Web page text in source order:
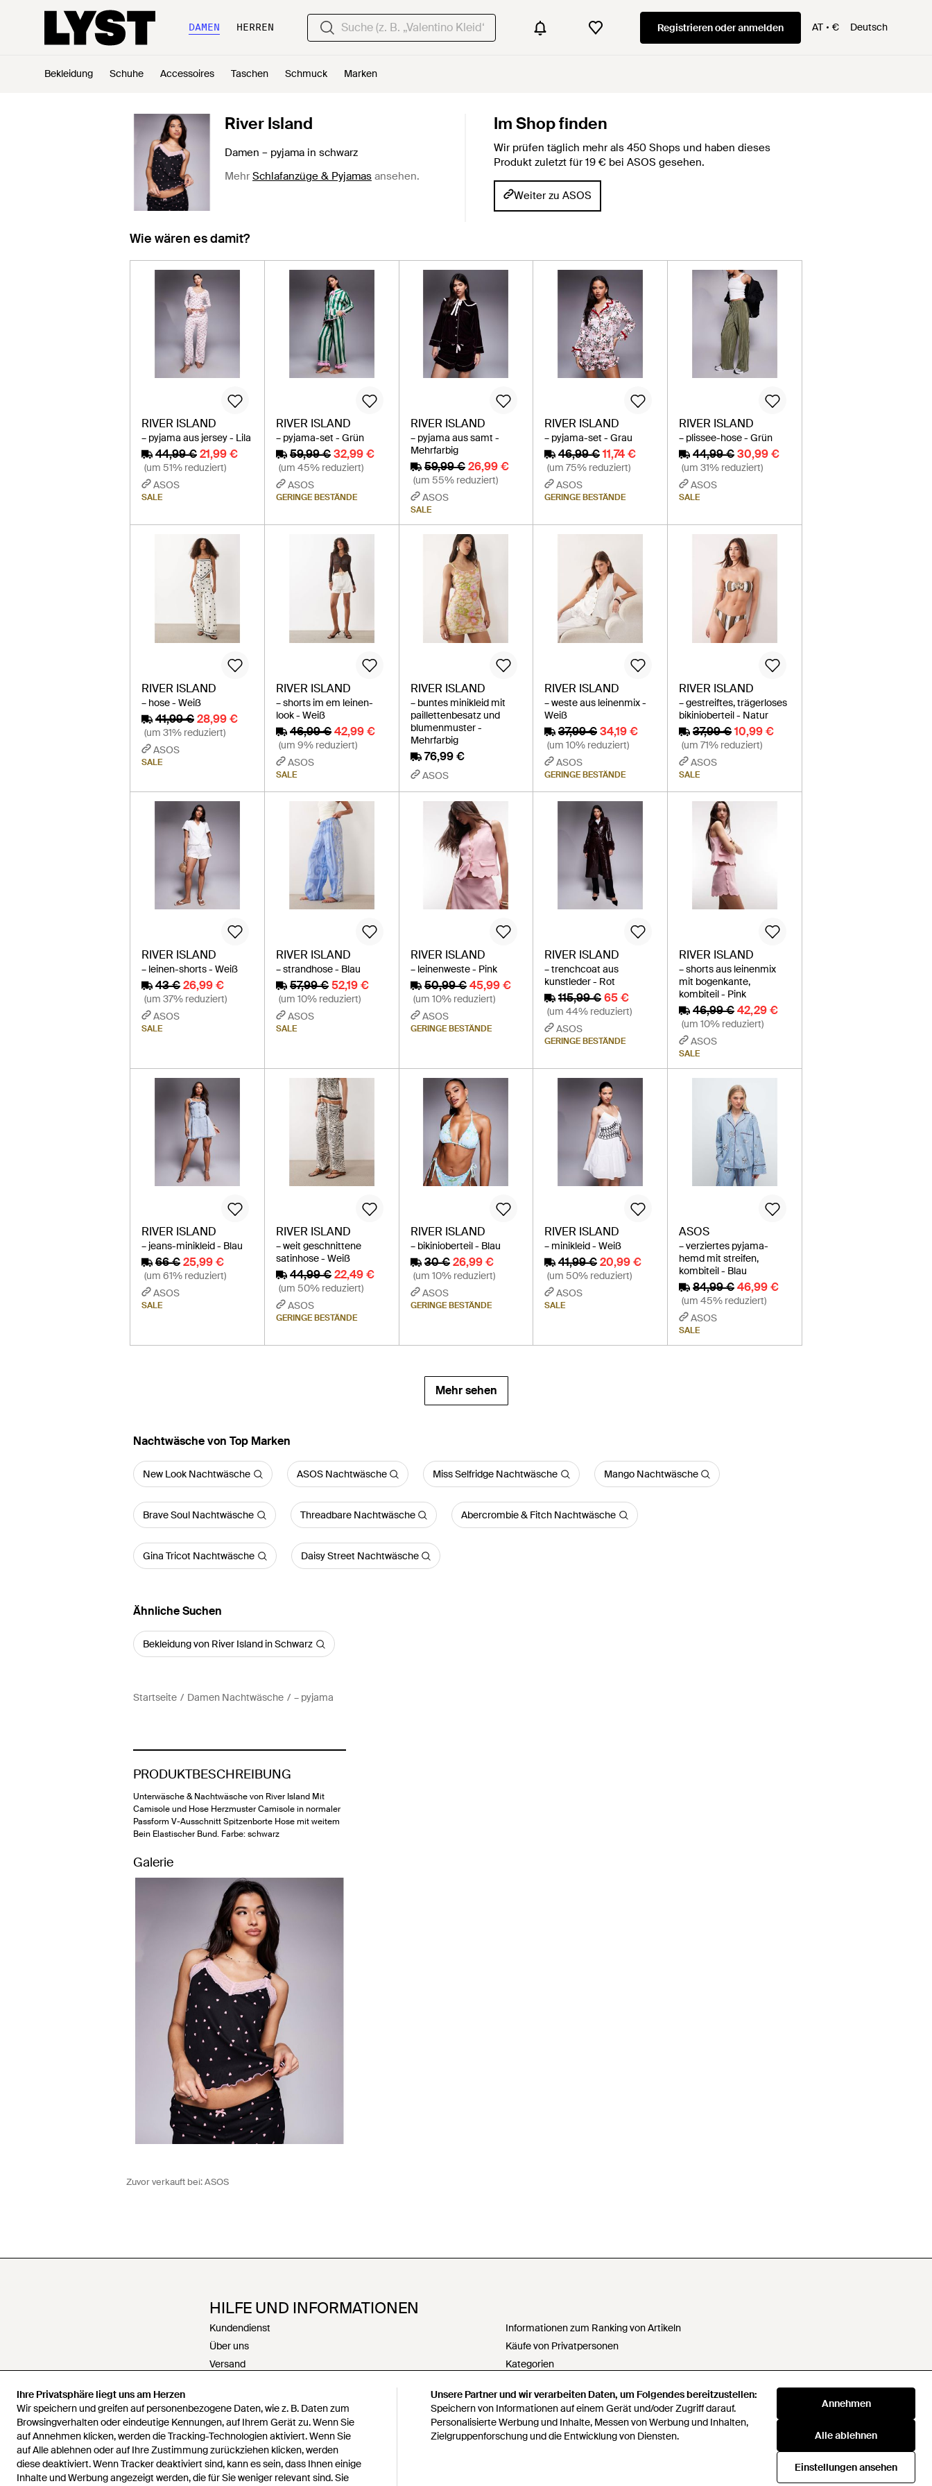
Ihre Privatsphäre liegt uns am Herzen
Wir speichern und greifen auf personenbezogene Daten, wie z. B. Daten zum
Browsingverhalten oder eindeutige Kennungen, auf Ihrem Gerät zu. Wenn Sie
auf Annehmen klicken, werden die Tracking-Technologien aktiviert. Wenn Sie
auf Alle ablehnen oder auf Ihre Zustimmung zurückziehen klicken, werden
diese deaktiviert. Wenn Tracker deaktiviert sind, kann es sein, dass Ihnen einige
Inhalte und Werbung angezeigt werden, die für Sie weniger relevant sind. Sie
Unsere Partner und wir verarbeiten Daten, um Folgendes bereitzustellen:
Speichern von Informationen auf einem Gerät und/oder Zugriff darauf.
Personalisierte Werbung und Inhalte, Messen von Werbung und Inhalten,
Zielgruppenforschung und die Entwicklung von Diensten.
Annehmen
Alle ablehnen
Einstellungen ansehen
DAMEN HERREN Registrieren oder anmelden AT € Deutsch
Bekleidung Schuhe Accessoires Taschen Schmuck Marken
River Island
Damen – pyjama in schwarz
Mehr Schlafanzüge & Pyjamas ansehen.
Im Shop finden
Wir prüfen täglich mehr als 450 Shops und haben dieses
Produkt zuletzt für 19 € bei ASOS gesehen.
Weiter zu ASOS
Wie wären es damit?
RIVER ISLAND
– pyjama aus jersey - Lila
44,99 €21,99 €
(um 51% reduziert)
ASOS
SALE
RIVER ISLAND
– pyjama-set - Grün
59,99 € 32,99 €
(um 45% reduziert)
ASOS
GERINGE BESTÄNDE
RIVER ISLAND
– pyjama aus samt -
Mehrfarbig
59,99 € 26,99 €
(um 55% reduziert)
ASOS
SALE
RIVER ISLAND
– pyjama-set - Grau
46,99 € 11,74 €
(um 75% reduziert)
ASOS
GERINGE BESTÄNDE
RIVER ISLAND
– plissee-hose - Grün
44,99 €30,99 €
(um 31% reduziert)
ASOS
SALE
RIVER ISLAND
– hose - Weiß
41,99 €28,99 €
(um 31% reduziert)
ASOS
SALE
RIVER ISLAND
– shorts im em leinen-
look - Weiß
46,99 € 42,99 €
(um 9% reduziert)
ASOS
SALE
RIVER ISLAND
– buntes minikleid mit
paillettenbesatz und
blumenmuster -
Mehrfarbig
76,99 €
ASOS
RIVER ISLAND
– weste aus leinenmix -
Weiß
37,99 € 34,19 €
(um 10% reduziert)
ASOS
GERINGE BESTÄNDE
RIVER ISLAND
– gestreiftes, trägerloses
bikinioberteil - Natur
37,99 €10,99 €
(um 71% reduziert)
ASOS
SALE
RIVER ISLAND
– leinen-shorts - Weiß
43 €26,99 €
(um 37% reduziert)
ASOS
SALE
RIVER ISLAND
– strandhose - Blau
57,99 € 52,19 €
(um 10% reduziert)
ASOS
SALE
RIVER ISLAND
– leinenweste - Pink
50,99 € 45,99 €
(um 10% reduziert)
ASOS
GERINGE BESTÄNDE
RIVER ISLAND
– trenchcoat aus
kunstleder - Rot
115,99 € 65 €
(um 44% reduziert)
ASOS
GERINGE BESTÄNDE
RIVER ISLAND
– shorts aus leinenmix
mit bogenkante,
kombiteil - Pink
46,99 €42,29 €
(um 10% reduziert)
ASOS
SALE
RIVER ISLAND
– jeans-minikleid - Blau
66 €25,99 €
(um 61% reduziert)
ASOS
SALE
RIVER ISLAND
– weit geschnittene
satinhose - Weiß
44,99 € 22,49 €
(um 50% reduziert)
ASOS
GERINGE BESTÄNDE
RIVER ISLAND
– bikinioberteil - Blau
30 € 26,99 €
(um 10% reduziert)
ASOS
GERINGE BESTÄNDE
RIVER ISLAND
– minikleid - Weiß
41,99 € 20,99 €
(um 50% reduziert)
ASOS
SALE
ASOS
– verziertes pyjama-
hemd mit streifen,
kombiteil - Blau
84,99 €46,99 €
(um 45% reduziert)
ASOS
SALE
Mehr sehen
Nachtwäsche von Top Marken
New Look Nachtwäsche ASOS Nachtwäsche Miss Selfridge Nachtwäsche Mango Nachtwäsche
Brave Soul Nachtwäsche Threadbare Nachtwäsche Abercrombie & Fitch Nachtwäsche
Gina Tricot Nachtwäsche Daisy Street Nachtwäsche
Ähnliche Suchen
Bekleidung von River Island in Schwarz
Startseite Damen Nachtwäsche – pyjama
PRODUKTBESCHREIBUNG
Unterwäsche & Nachtwäsche von River Island Mit
Camisole und Hose Herzmuster Camisole in normaler
Passform V-Ausschnitt Spitzenborte Hose mit weitem
Bein Elastischer Bund. Farbe: schwarz
Galerie
Zuvor verkauft bei:ASOS
HILFE UND INFORMATIONEN
Kundendienst
Über uns
Versand
Rückerstattungen
Karriere
Kontakt
Allgemeine Geschäftsbedingungen
Informationen zum Ranking von Artikeln
Käufe von Privatpersonen
Kategorien
Meine personenbezogenen Daten nicht verkaufen oder
weitergeben
Erklärung zur modernen Sklaverei